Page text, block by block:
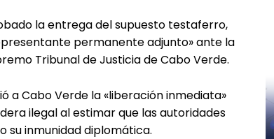
la entrega del supuesto testaferro,
permanente adjunto» ante la
Tribunal de Justicia de Cabo Verde.
a Cabo Verde la «liberación inmediata»
ilegal al estimar que las autoridades
su inmunidad diplomática.